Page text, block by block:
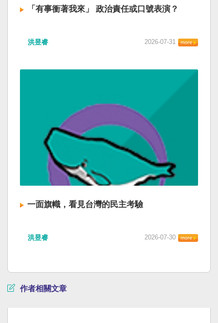
「有事衝著我來」 政治責任或口號表演？
洪昱睿 2026-07-31
一面旗幟，看見台灣的民主考驗
洪昱睿 2026-07-30
作者相關文章